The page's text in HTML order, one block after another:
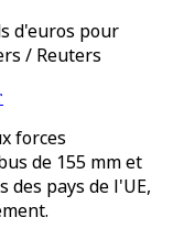
d'euros pour
/ Reuters
forces
de 155 mm et
pays de l'UE,